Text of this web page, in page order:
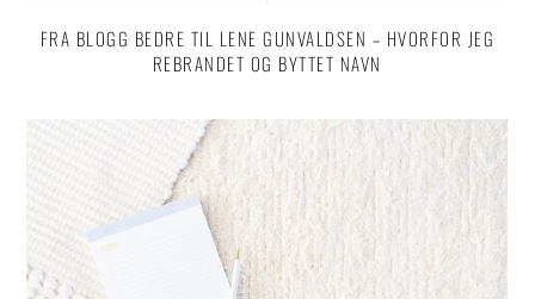
FRA BLOGG BEDRE TIL LENE GUNVALDSEN – HVORFOR JEG
REBRANDET OG BYTTET NAVN